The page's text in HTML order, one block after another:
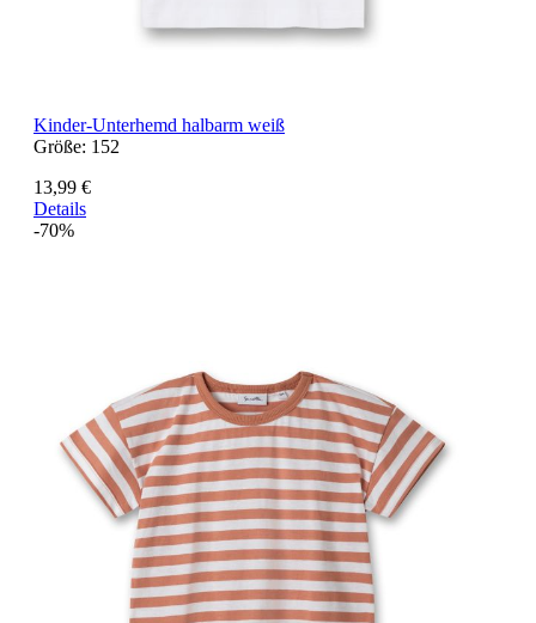
Kinder-Unterhemd halbarm weiß
Größe: 152
13,99 €
Details
-70%